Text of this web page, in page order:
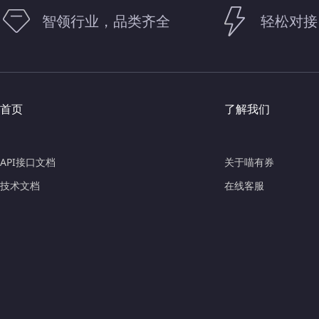
智领行业，品类齐全 轻松对
首页
API接口文档
技术文档
了解我们
关于喵有券
在线客服